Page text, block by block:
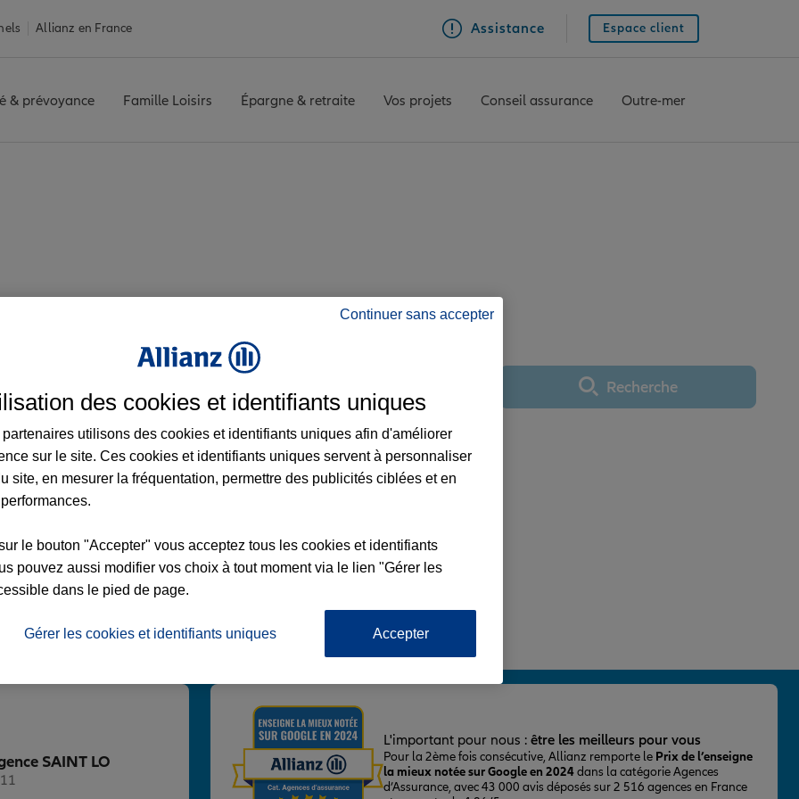
Allianz en France Assistance Espace client
& prévoyance Famille Loisirs Épargne & retraite Vos projets Conseil assurance Outre-mer
Utiliser ma positionRecherche
SAINT LO
L'important pour nous : être les meilleurs pour vous
Pour la 2ème fois consécutive, Allianz remporte le Prix de l’enseigne
la mieux notée sur Google en 2024dans la catégorie Agences
d’Assurance, avec 43 000 avis déposés sur 2 516 agences en France
Continuer sans accepter
des cookies et identifiants uniques
partenaires utilisons des cookies et identifiants uniques afin d'améliorer
sur le site. Ces cookies et identifiants uniques servent à personnaliser
site, en mesurer la fréquentation, permettre des publicités ciblées et en
le bouton "Accepter" vous acceptez tous les cookies et identifiants
pouvez aussi modifier vos choix à tout moment via le lien "Gérer les
dans le pied de page.
Gérer les cookies et identifiants uniques Accepter